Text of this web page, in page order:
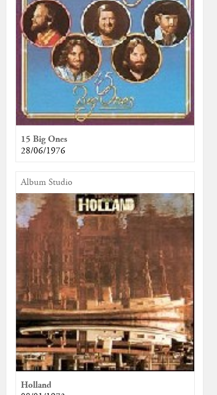
15 Big Ones
28/06/1976
Album Studio
Holland